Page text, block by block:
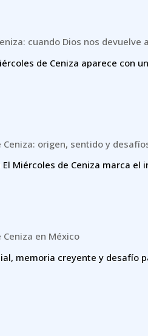
cuando Dios nos devuelve
de Ceniza aparece con
Ceniza: origen, sentido y
Miércoles de Ceniza marca el
Ceniza en México
memoria creyente y desafío